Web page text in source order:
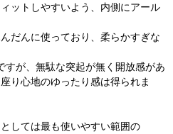
ットしやすいよう、内側にアール
だんに使っており、柔らかすぎな
すが、無駄な突起が無く開放感があ
り心地のゆったり感は得られま
しては最も使いやすい範囲の